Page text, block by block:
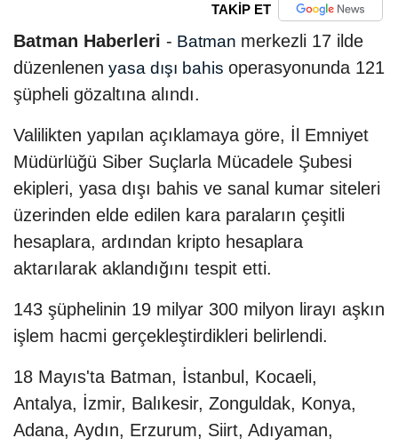
TAKİP ET
Batman Haberleri - Batman merkezli 17 ilde
düzenlenen yasa dışı bahis operasyonunda 121
şüpheli gözaltına alındı.
Valilikten yapılan açıklamaya göre, İl Emniyet
Müdürlüğü Siber Suçlarla Mücadele Şubesi
ekipleri, yasa dışı bahis ve sanal kumar siteleri
üzerinden elde edilen kara paraların çeşitli
hesaplara, ardından kripto hesaplara
aktarılarak aklandığını tespit etti.
143 şüphelinin 19 milyar 300 milyon lirayı aşkın
işlem hacmi gerçekleştirdikleri belirlendi.
18 Mayıs'ta Batman, İstanbul, Kocaeli,
Antalya, İzmir, Balıkesir, Zonguldak, Konya,
Adana, Aydın, Erzurum, Siirt, Adıyaman,